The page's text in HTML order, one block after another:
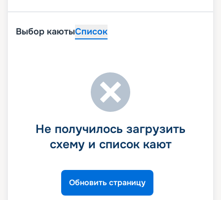
Выбор каютыСписок
Не получилось загрузить
схему и список кают
Обновить страницу